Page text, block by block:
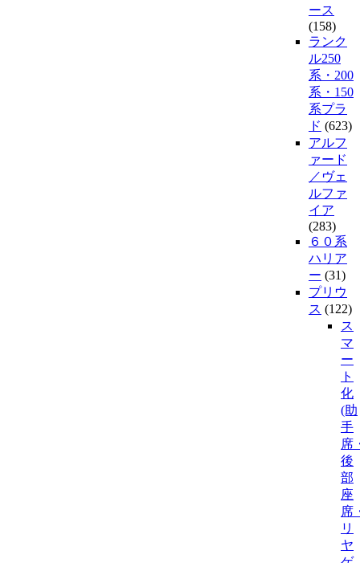
ース
(158)
ランク
ル250
系・200
系・150
系プラ
ド (623)
アルフ
ァード
／ヴェ
ルファ
イア
(283)
６０系
ハリア
ー (31)
プリウ
ス (122)
ス
マ
ー
ト
化
(助
手
席
後
部
座
席
リ
ヤ